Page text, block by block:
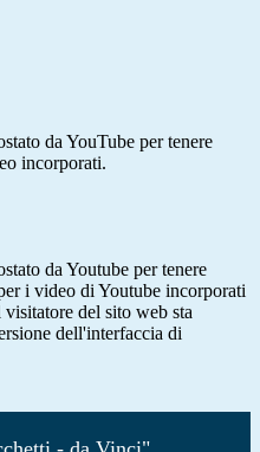
da YouTube per tenere
incorporati.
da Youtube per tenere
i video di Youtube incorporati
del sito web sta
dell'interfaccia di